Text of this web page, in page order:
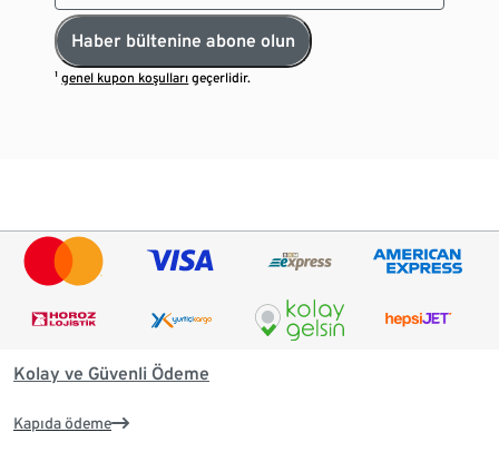
Haber bültenine abone olun
¹genel kupon koşulları geçerlidir.
Kolay ve Güvenli Ödeme
Kapıda ödeme